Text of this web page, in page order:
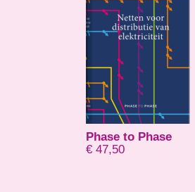
Phase to Phase
€ 47,50